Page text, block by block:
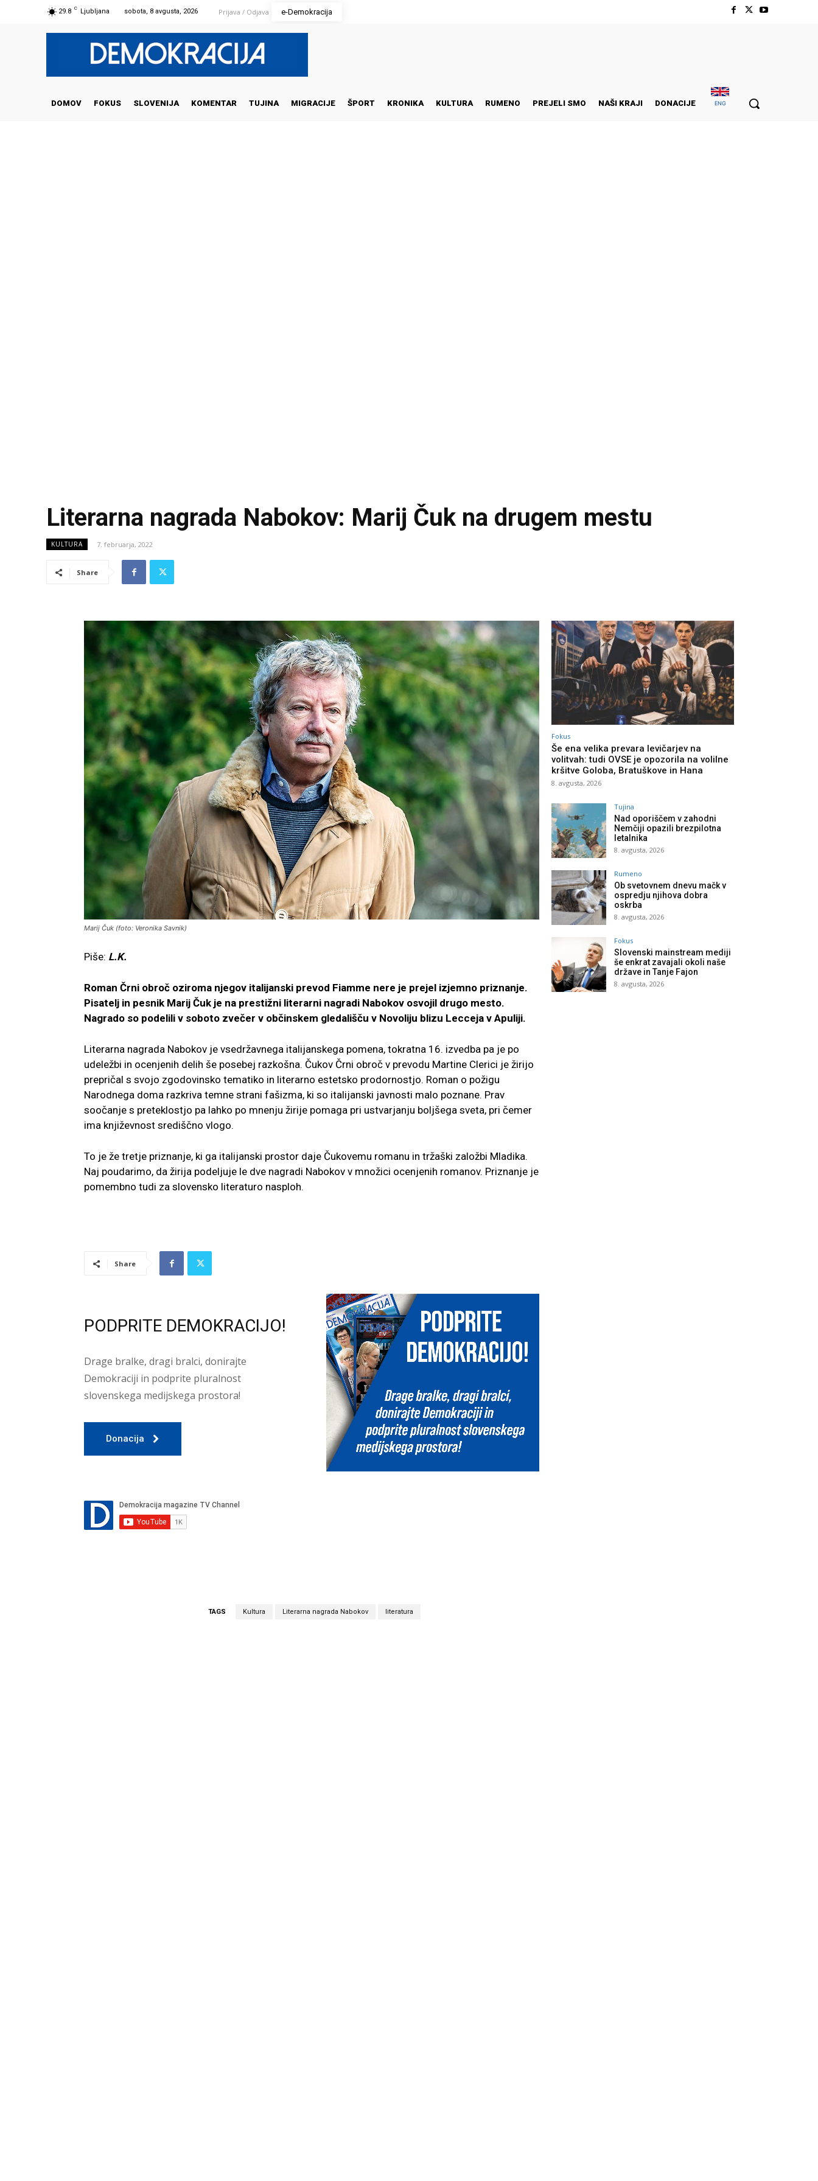
29.8 C Ljubljana sobota, 8 avgusta, 2026 Prijava / Odjava e-Demokracija
DOMOV FOKUS SLOVENIJA KOMENTAR TUJINA MIGRACIJE ŠPORT KRONIKA KULTURA RUMENO PREJELI SMO NAŠI KRAJI DONACIJE ENG
Literarna nagrada Nabokov: Marij Čuk na drugem mestu
KULTURA 7. februarja, 2022
Share
Marij Čuk (foto: Veronika Savnik)
Piše: L.K.
Roman Črni obroč oziroma njegov italijanski prevod Fiamme nere je prejel izjemno priznanje.
Pisatelj in pesnik Marij Čuk je na prestižni literarni nagradi Nabokov osvojil drugo mesto.
Nagrado so podelili v soboto zvečer v občinskem gledališču v Novoliju blizu Lecceja v Apuliji.
Literarna nagrada Nabokov je vsedržavnega italijanskega pomena, tokratna 16. izvedba pa je po
udeležbi in ocenjenih delih še posebej razkošna. Čukov Črni obroč v prevodu Martine Clerici je žirijo
prepričal s svojo zgodovinsko tematiko in literarno estetsko prodornostjo. Roman o požigu
Narodnega doma razkriva temne strani fašizma, ki so italijanski javnosti malo poznane. Prav
soočanje s preteklostjo pa lahko po mnenju žirije pomaga pri ustvarjanju boljšega sveta, pri čemer
ima književnost središčno vlogo.
To je že tretje priznanje, ki ga italijanski prostor daje Čukovemu romanu in tržaški založbi Mladika.
Naj poudarimo, da žirija podeljuje le dve nagradi Nabokov v množici ocenjenih romanov. Priznanje je
pomembno tudi za slovensko literaturo nasploh.
Share
PODPRITE DEMOKRACIJO!
Drage bralke, dragi bralci, donirajte
Demokraciji in podprite pluralnost
slovenskega medijskega prostora!
Donacija
TAGS Kultura Literarna nagrada Nabokov literatura
Fokus
Še ena velika prevara levičarjev na
volitvah: tudi OVSE je opozorila na volilne
kršitve Goloba, Bratuškove in Hana
8. avgusta, 2026
Tujina
Nad oporiščem v zahodni
Nemčiji opazili brezpilotna
letalnika
8. avgusta, 2026
Rumeno
Ob svetovnem dnevu mačk v
ospredju njihova dobra
oskrba
8. avgusta, 2026
Fokus
Slovenski mainstream mediji
še enkrat zavajali okoli naše
države in Tanje Fajon
8. avgusta, 2026